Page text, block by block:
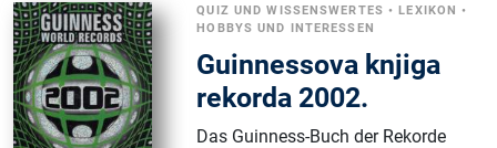
QUIZ UND WISSENSWERTES •LEXIKON •
HOBBYS UND INTERESSEN
Guinnessova knjiga
rekorda 2002.
Das Guinness-Buch der Rekorde